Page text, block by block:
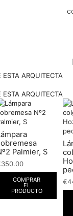
ARQUITECTA
ARQUITECTA
Palmier, S
350.00
COMPRAR
EL
PRODUCTO
€